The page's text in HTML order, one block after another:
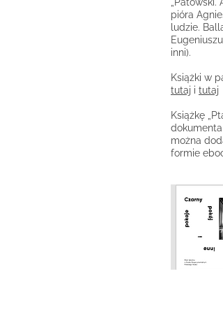
pióra
ludzie.
inni).
Książki w
tutaj i tutaj
Książkę
można
formie